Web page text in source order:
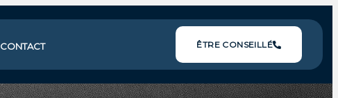
CONTACT ÊTRE CONSEILLÉ